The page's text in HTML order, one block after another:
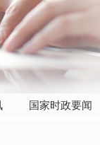
国家时政要闻